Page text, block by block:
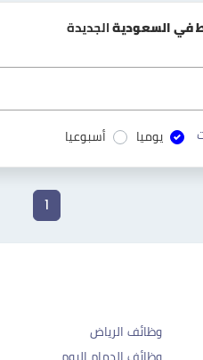
في السعودية الجديدة
يوميا أسبوعيا
1
وظائف الرياض
وظائف الدمام اليوم